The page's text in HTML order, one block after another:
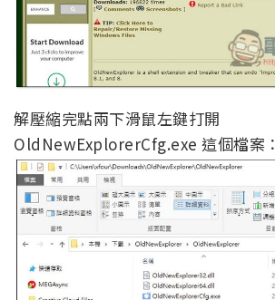
解壓縮完點兩下滑鼠左鍵打開
OldNewExplorerCfg.exe 這個檔案：